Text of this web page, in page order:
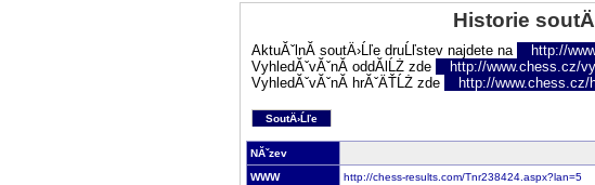
Historie
AktuĂˇlnĂ­ soutÄ›Ĺľe druĹľstev najdete na http://
VyhledĂˇvĂˇnĂ­ oddĂ­lĹŻ zde
http://www.chess.cz/
VyhledĂˇvĂˇnĂ­ hrĂˇÄŤĹŻ zde
http://www.chess.cz/
SoutÄ›Ĺľe
NĂˇzev
WWW http://chess-results.com/Tnr238424.aspx?lan=5